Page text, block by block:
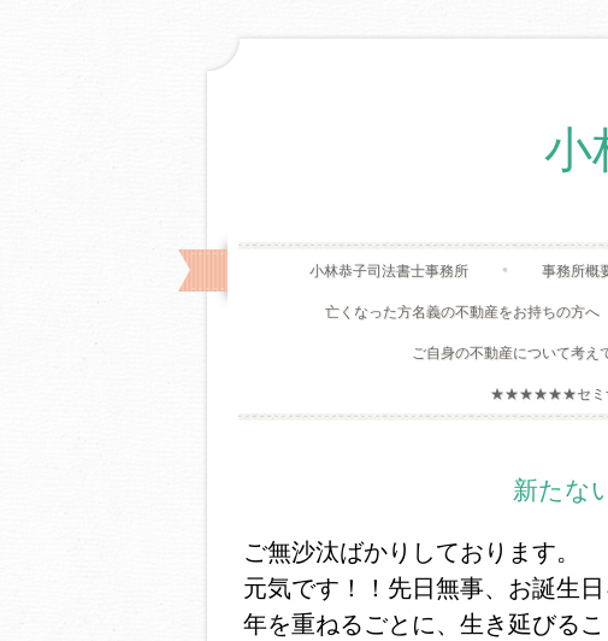
小
小林恭子司法書士事務所 事務所概
亡くなった方名義の不動産をお持ちの方へ
ご自身の不動産について考え
★★★★★★セミ
新たな
ご無沙汰ばかりしております。
元気です！！先日無事、お誕生
年を重ねるごとに、生き延びる